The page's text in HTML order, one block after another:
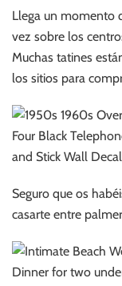
Llega un momento
vez sobre los
Muchas tatines
los sitios para
Seguro que os
casarte entre